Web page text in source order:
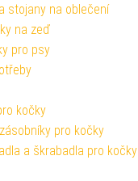
stojany na oblečení
na zeď
pro psy
kočky
pro kočky
a škrabadla pro kočky